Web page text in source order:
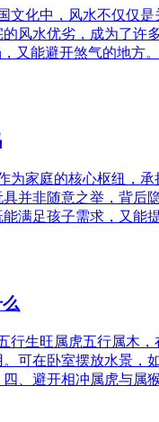
文化中，风水不仅仅
风水优劣，成为了
又能避开煞气的地方
为家庭的核心枢纽，
并非随意之举，背
满足孩子需求，又能
行生旺属虎五行属木
可在卧室摆放水景
、避开相冲属虎与属